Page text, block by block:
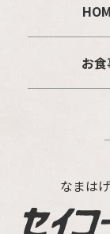
お
なまは